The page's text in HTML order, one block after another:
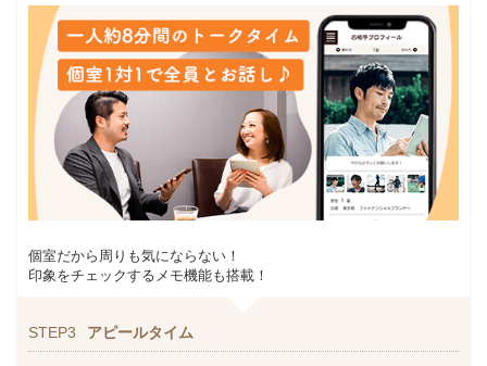
個室だから周りも気にならない！
印象をチェックするメモ機能も搭載！
STEP3 アピールタイム